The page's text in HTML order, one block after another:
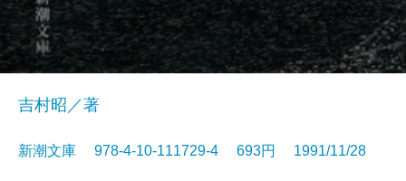
吉村昭／著
新潮文庫 978-4-10-111729-4 693円 1991/11/28